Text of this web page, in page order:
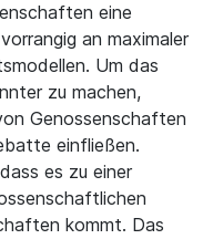
eine
an maximaler
Um das
zu machen,
Genossenschaften
einfließen.
es zu einer
kommt. Das